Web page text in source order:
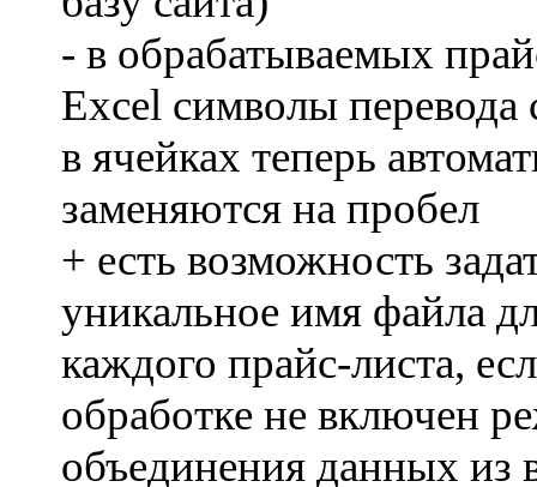
- в обрабатываемых
Excel символы перевода
в ячейках теперь
заменяются на пробел
+ есть возможность
уникальное имя файла
каждого прайс-листа,
обработке не включен
объединения данных из